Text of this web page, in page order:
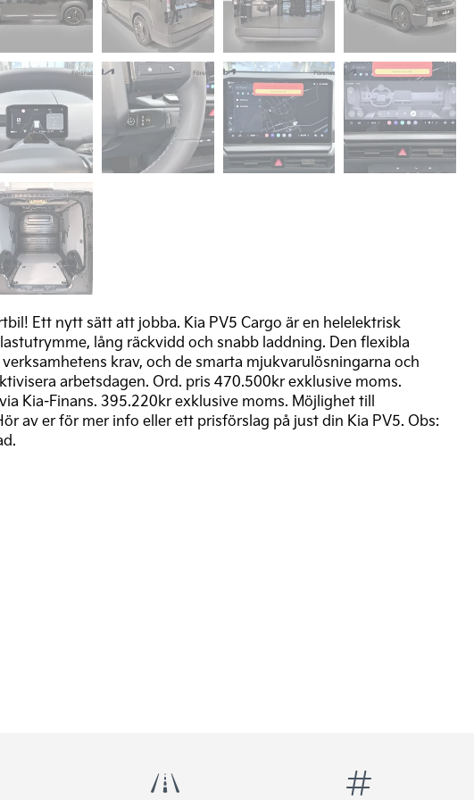
Ett nytt sätt att jobba. Kia PV5 Cargo är en helelektrisk
lång räckvidd och snabb laddning. Den flexibla
krav, och de smarta mjukvarulösningarna och
arbetsdagen. Ord. pris 470.500kr exklusive moms.
Kia-Finans. 395.220kr exklusive moms. Möjlighet till
av er för mer info eller ett prisförslag på just din Kia PV5. Obs: